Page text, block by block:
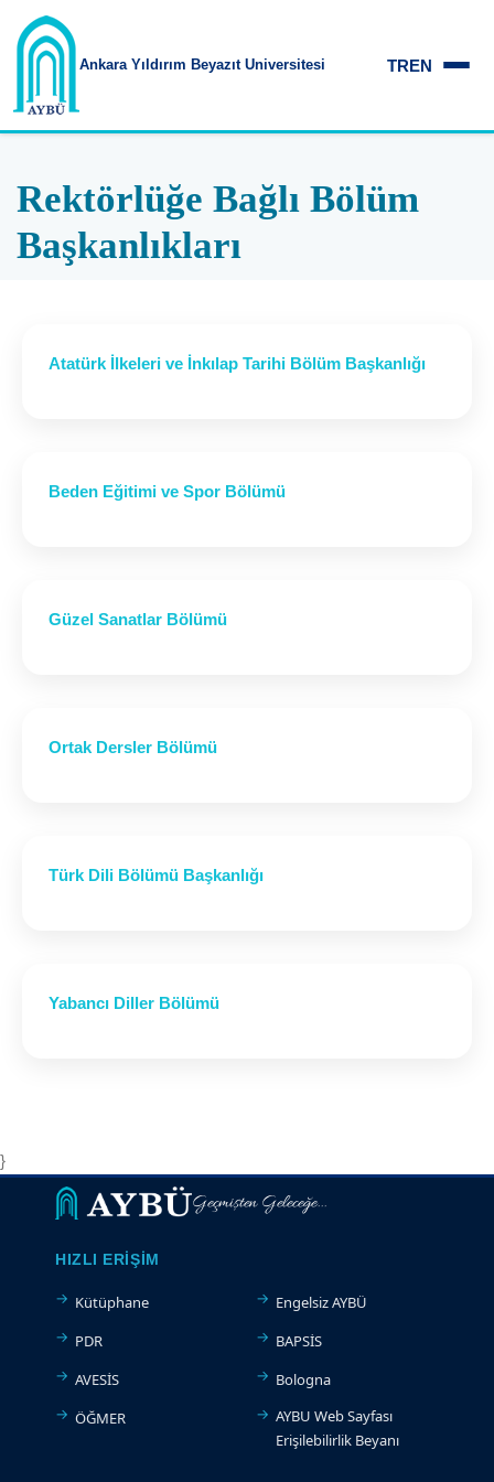
Ankara Yıldırım Beyazıt Üniversitesi TREN
Rektörlüğe Bağlı Bölüm
Başkanlıkları
Atatürk İlkeleri ve İnkılap Tarihi Bölüm Başkanlığı
Beden Eğitimi ve Spor Bölümü
Güzel Sanatlar Bölümü
Ortak Dersler Bölümü
Türk Dili Bölümü Başkanlığı
Yabancı Diller Bölümü
}
Geçmişten Geleceğe...
HIZLI ERIŞIM
Kütüphane
PDR
AVESİS
ÖĞMER
Engelsiz AYBÜ
BAPSİS
Bologna
AYBU Web Sayfası
Erişilebilirlik Beyanı